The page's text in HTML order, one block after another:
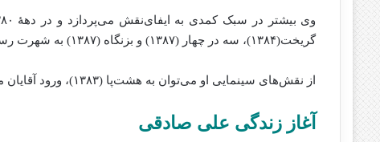
گریخت(۱۳۸۴)، سه در چهار (۱۳۸۷) و بزنگاه (۱۳۸۷) به شهرت رسید.
از نقش‌های سینمایی او می‌توان به هشت‌پا (۱۳۸۳)، ورود آقایان ممنوع (۱۳۸۹) و ۵۰ کیلو آلبالو (۱۳۹۴) اشاره کرد.
آغاز زندگی علی صادقی